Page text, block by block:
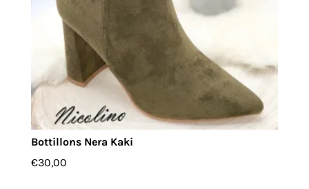
Bottillons Nera Kaki
€30,00